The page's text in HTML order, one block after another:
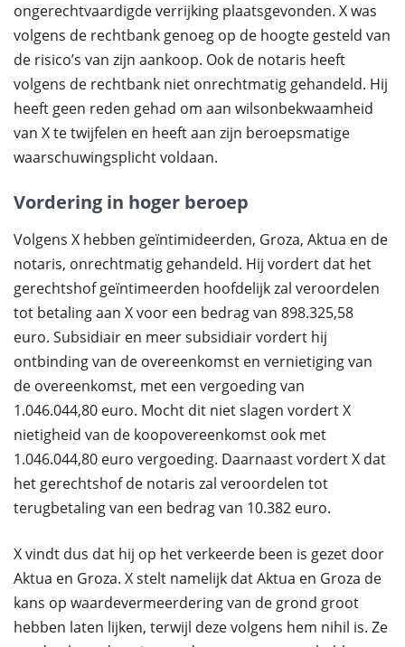
ongerechtvaardigde verrijking plaatsgevonden. X was
volgens de rechtbank genoeg op de hoogte gesteld van
de risico’s van zijn aankoop. Ook de notaris heeft
volgens de rechtbank niet onrechtmatig gehandeld. Hij
heeft geen reden gehad om aan wilsonbekwaamheid
van X te twijfelen en heeft aan zijn beroepsmatige
waarschuwingsplicht voldaan.
Vordering in hoger beroep
Volgens X hebben geïntimideerden, Groza, Aktua en de
notaris, onrechtmatig gehandeld. Hij vordert dat het
gerechtshof geïntimeerden hoofdelijk zal veroordelen
tot betaling aan X voor een bedrag van 898.325,58
euro. Subsidiair en meer subsidiair vordert hij
ontbinding van de overeenkomst en vernietiging van
de overeenkomst, met een vergoeding van
1.046.044,80 euro. Mocht dit niet slagen vordert X
nietigheid van de koopovereenkomst ook met
1.046.044,80 euro vergoeding. Daarnaast vordert X dat
het gerechtshof de notaris zal veroordelen tot
terugbetaling van een bedrag van 10.382 euro.
X vindt dus dat hij op het verkeerde been is gezet door
Aktua en Groza. X stelt namelijk dat Aktua en Groza de
kans op waardevermeerdering van de grond groot
hebben laten lijken, terwijl deze volgens hem nihil is. Ze